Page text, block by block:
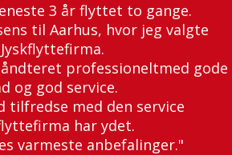
3 år flyttet to gange.
til Aarhus, hvor jeg valgte
Jyskflyttefirma.
professioneltmed gode
og god service.
tilfredse med den service
har ydet.
varmeste anbefalinger."